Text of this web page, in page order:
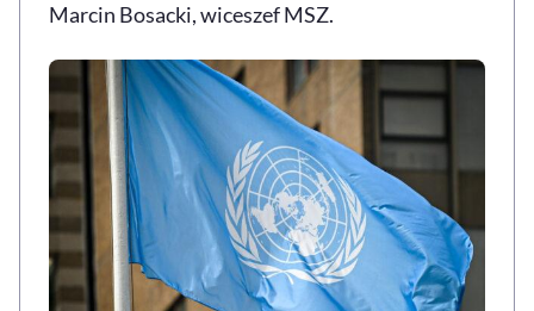
Marcin Bosacki, wiceszef MSZ.